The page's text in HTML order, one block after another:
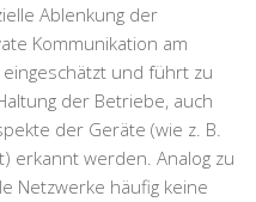
Ablenkung der
Kommunikation am
und führt zu
der Betriebe, auch
der Geräte (wie z. B.
erkannt werden. Analog zu
Netzwerke häufig keine